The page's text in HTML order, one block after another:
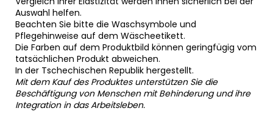
Auswahl helfen.
Beachten Sie bitte die Waschsymbole und
Pflegehinweise auf dem Wäscheetikett.
Die Farben auf dem Produktbild können geringfügig vom
tatsächlichen Produkt abweichen.
In der Tschechischen Republik hergestellt.
Mit dem Kauf des Produktes unterstützen Sie die
Beschäftigung von Menschen mit Behinderung und ihre
Integration in das Arbeitsleben.